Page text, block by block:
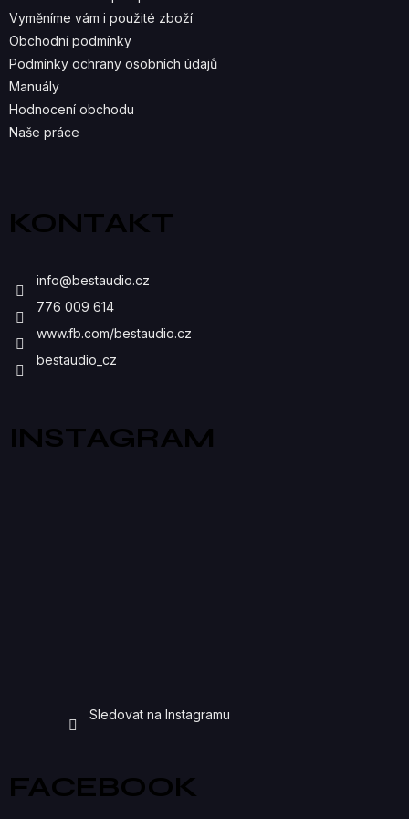
R
V
Vyměníme vám i použité zboží
Obchodní podmínky
Podmínky ochrany osobních údajů
Manuály
Hodnocení obchodu
Naše práce
KONTAKT
info@bestaudio.cz
776 009 614
www.fb.com/bestaudio.cz
bestaudio_cz
INSTAGRAM
Sledovat na Instagramu
FACEBOOK